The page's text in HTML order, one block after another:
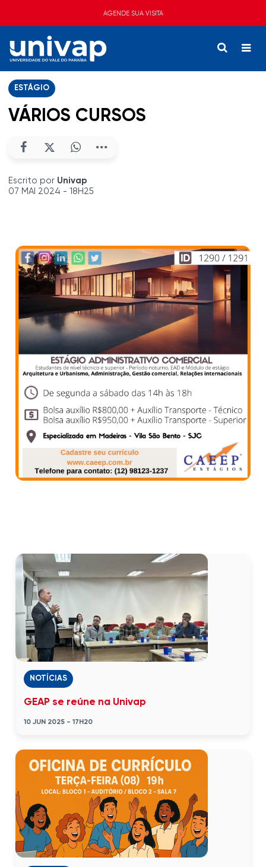
AGENDE SUA VISITA
ESTÁGIO
VÁRIOS CURSOS
Escrito por Univap
07 MAI 2024 - 18H25
NOTÍCIAS
GEAP se reúne na Univap
10 JUN 2025 - 17H20